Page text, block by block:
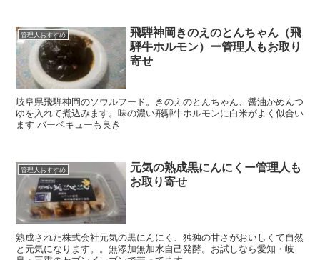
管理人おすすめ
飛騨神岡きのえのとんちゃん（飛
騨牛ホルモン）ー管理人もお取り
寄せ
岐阜県飛騨神岡のソウルフード。きのえのとんちゃん、醤油かめんつ
ゆを入れて煮込みます。味の濃い飛騨牛ホルモンに白米がよく似合い
ます バーベキューも良き
管理人おすすめ
元気の熟成黒にんにくー管理人も
お取り寄せ
熟成された株式会社元気の黒にんにく、独独の甘さがおいしくて自然
と元気になります。。無添加無加水自己発酵。お試しなら愛知・岐